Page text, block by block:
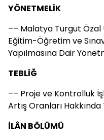
YÖNETMELİK
–– Malatya Turgut Özal
Eğitim-Öğretim ve
Yapılmasına Dair
TEBLİĞ
–– Proje ve Kontrolluk
Artış Oranları
İLÂN BÖLÜMÜ